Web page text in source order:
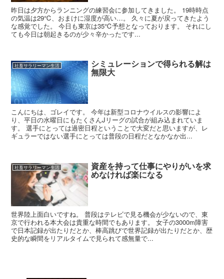
昨日は夕方からランニングの練習会に参加してきました。 19時時点
の気温は29℃、おまけに湿度が高い…。 久々に夏が戻ってきたよう
な感覚でした。 今日も東京は35℃予想となっております。 それにし
ても今日は朝起きるのが少々辛かったです...
社畜サラリーマン生活 シミュレーションで得られる解は
無限大
こんにちは、ゴレイです。 今年は新型コロナウイルスの影響によ
り、平日の水曜日にもたくさんJリーグの試合が組み込まれていま
す。 選手にとっては過密日程ということで大変だと思いますが、レ
ギュラーではない選手にとっては普段の日程だとなかなか出...
社畜サラリーマン生活 資産を持って仕事にやりがいを求
めなければ楽になる
世界陸上面白いですね。 普段はテレビで見る機会が少ないので、東
京で行われる本大会は貴重な時間でもあります。 女子の3000m障害
で日本記録が出たりだとか、棒高跳びで世界記録が出たりだとか、歴
史的な瞬間をリアルタイムで見られて感無量で...